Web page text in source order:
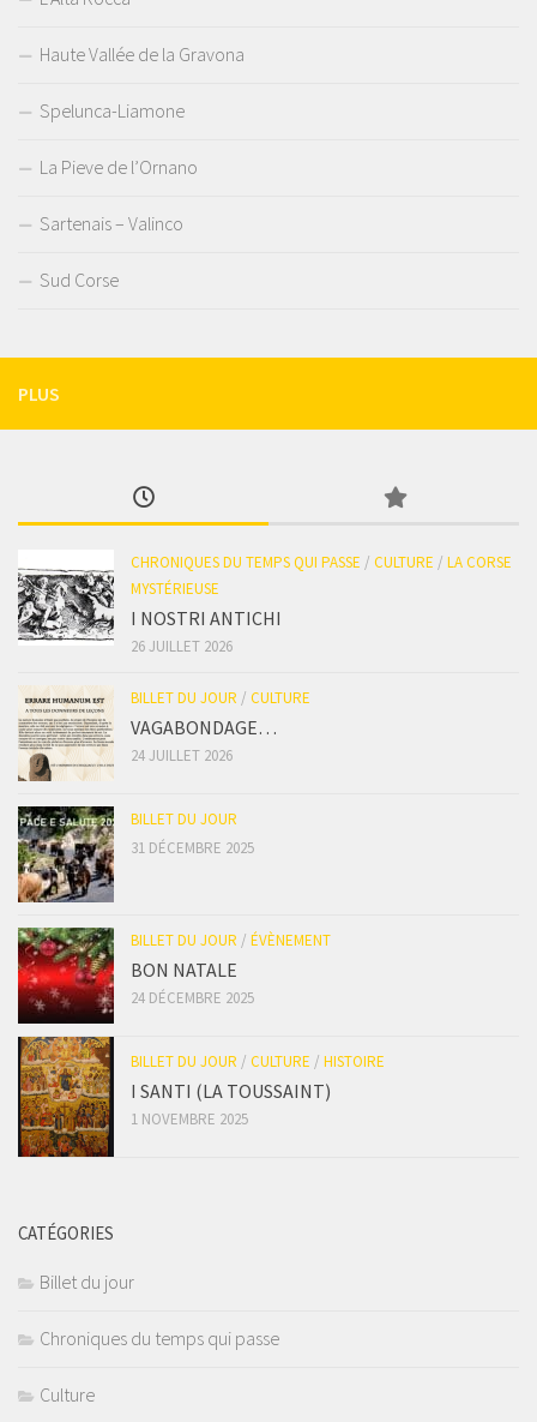
Haute Vallée de la Gravona
Spelunca-Liamone
La Pieve de l’Ornano
Sartenais – Valinco
Sud Corse
PLUS
CHRONIQUES DU TEMPS QUI PASSE / CULTURE / LA CORSE
MYSTÉRIEUSE
I NOSTRI ANTICHI
26 JUILLET 2026
BILLET DU JOUR / CULTURE
VAGABONDAGE…
24 JUILLET 2026
BILLET DU JOUR
31 DÉCEMBRE 2025
BILLET DU JOUR / ÉVÈNEMENT
BON NATALE
24 DÉCEMBRE 2025
BILLET DU JOUR / CULTURE / HISTOIRE
I SANTI (LA TOUSSAINT)
1 NOVEMBRE 2025
CATÉGORIES
Billet du jour
Chroniques du temps qui passe
Culture